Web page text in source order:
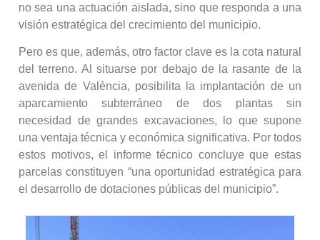
no sea una actuación aislada, sino que responda a una
visión estratégica del crecimiento del municipio.
Pero es que, además, otro factor clave es la cota natural
del terreno. Al situarse por debajo de la rasante de la
avenida de València, posibilita la implantación de un
aparcamiento subterráneo de dos plantas sin
necesidad de grandes excavaciones, lo que supone
una ventaja técnica y económica significativa. Por todos
estos motivos, el informe técnico concluye que estas
parcelas constituyen “una oportunidad estratégica para
el desarrollo de dotaciones públicas del municipio”.